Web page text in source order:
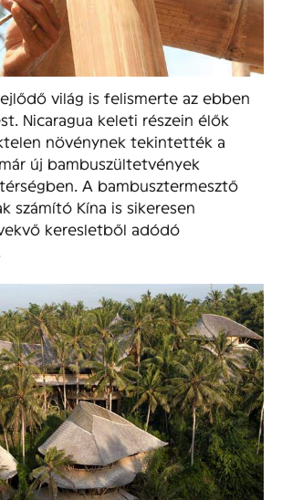
világ is felismerte az ebben
Nicaragua keleti részein élők
növénynek tekintették a
új bambuszültetvények
A bambusztermesztő
számító Kína is sikeresen
keresletből adódó